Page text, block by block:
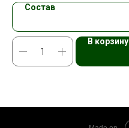
Состав
В корзину